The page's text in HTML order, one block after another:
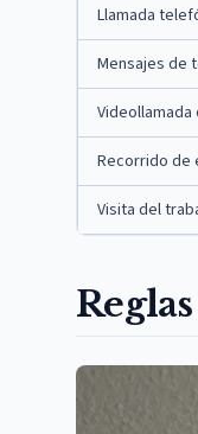
Llamada
Mensajes de
Recorrido de
Visita del